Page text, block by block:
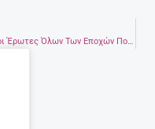
Love Stories: Οι Μεγαλύτεροι Έρωτες Όλων Των Εποχών Που Έγραψαν Ιστορία